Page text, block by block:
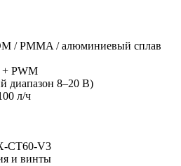
/ PMMA / алюминиевый сплав
PWM
диапазон 8–20 В)
л/ч
CT60-V3
и винты